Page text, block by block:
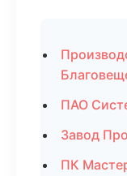
ПАО
Завод
ПК